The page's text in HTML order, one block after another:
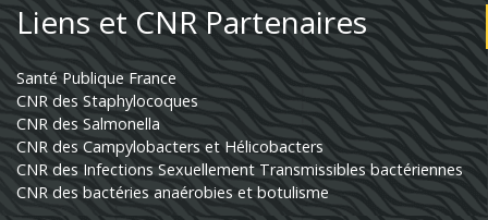
Liens et CNR Partenaires
Santé Publique France
CNR des Staphylocoques
CNR des Salmonella
CNR des Campylobacters et Hélicobacters
CNR des Infections Sexuellement Transmissibles bactériennes
CNR des bactéries anaérobies et botulisme